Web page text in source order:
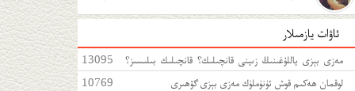
ئاۋات يازمىلار
13095
مەزى بېزى ياللۇغىنىڭ زىينى قانچىلىك؟ قانچىلىك بىلىسىز؟
مەزى بېزى ياللۇغىغا قەتئى سەل قارىماڭ!
10769 لوقمان ھەكىم قوش ئۈنۈملۈك مەزى بېزى گۆھىرى